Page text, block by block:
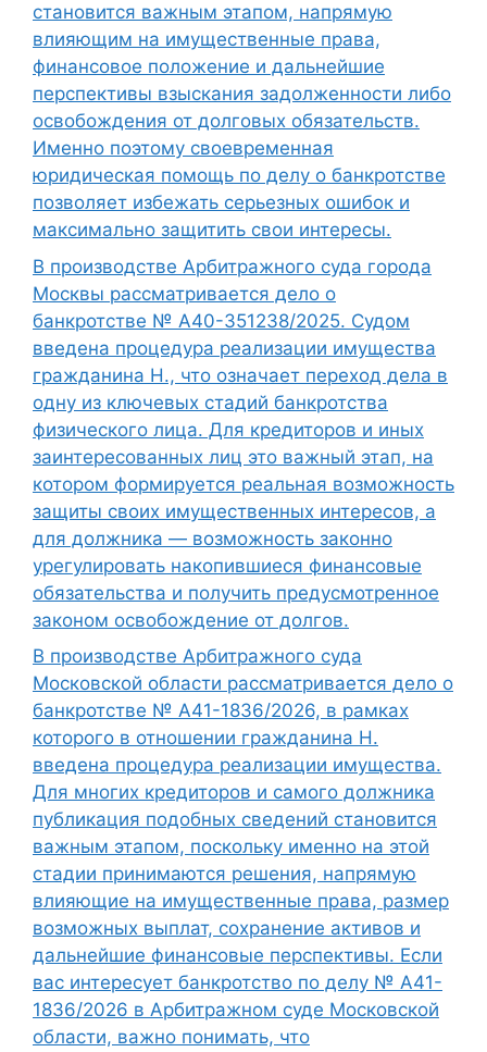
становится важным этапом, напрямую
влияющим на имущественные права,
финансовое положение и дальнейшие
перспективы взыскания задолженности либо
освобождения от долговых обязательств.
Именно поэтому своевременная
юридическая помощь по делу о банкротстве
позволяет избежать серьезных ошибок и
максимально защитить свои интересы.
В производстве Арбитражного суда города
Москвы рассматривается дело о
банкротстве № А40-351238/2025. Судом
введена процедура реализации имущества
гражданина Н., что означает переход дела в
одну из ключевых стадий банкротства
физического лица. Для кредиторов и иных
заинтересованных лиц это важный этап, на
котором формируется реальная возможность
защиты своих имущественных интересов, а
для должника — возможность законно
урегулировать накопившиеся финансовые
обязательства и получить предусмотренное
законом освобождение от долгов.
В производстве Арбитражного суда
Московской области рассматривается дело о
банкротстве № А41-1836/2026, в рамках
которого в отношении гражданина Н.
введена процедура реализации имущества.
Для многих кредиторов и самого должника
публикация подобных сведений становится
важным этапом, поскольку именно на этой
стадии принимаются решения, напрямую
влияющие на имущественные права, размер
возможных выплат, сохранение активов и
дальнейшие финансовые перспективы. Если
вас интересует банкротство по делу № А41-
1836/2026 в Арбитражном суде Московской
области, важно понимать, что